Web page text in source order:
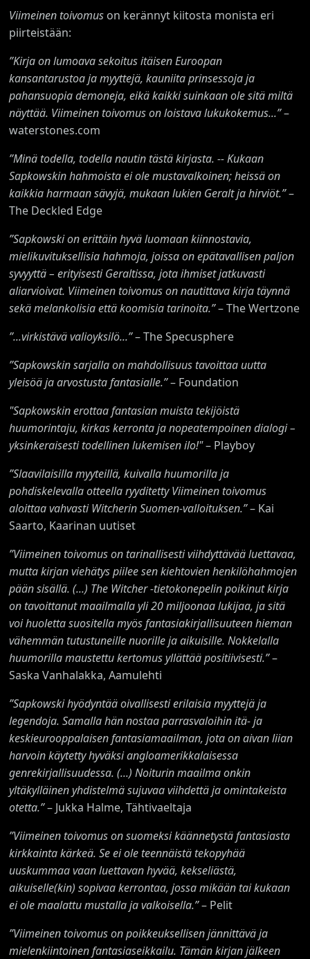
Viimeinen toivomus on kerännyt kiitosta monista eri
piirteistään:
”Kirja on lumoava sekoitus itäisen Euroopan
kansantarustoa ja myyttejä, kauniita prinsessoja ja
pahansuopia demoneja, eikä kaikki suinkaan ole sitä miltä
näyttää. Viimeinen toivomus on loistava lukukokemus...”–
waterstones.com
”Minä todella, todella nautin tästä kirjasta. -- Kukaan
Sapkowskin hahmoista ei ole mustavalkoinen; heissä on
kaikkia harmaan sävyjä, mukaan lukien Geralt ja hirviöt.”–
The Deckled Edge
”Sapkowski on erittäin hyvä luomaan kiinnostavia,
mielikuvituksellisia hahmoja, joissa on epätavallisen paljon
syvyyttä – erityisesti Geraltissa, jota ihmiset jatkuvasti
aliarvioivat. Viimeinen toivomus on nautittava kirja täynnä
sekä melankolisia että koomisia tarinoita.”– The Wertzone
”...virkistävä valioyksilö...”– The Specusphere
”Sapkowskin sarjalla on mahdollisuus tavoittaa uutta
yleisöä ja arvostusta fantasialle.”– Foundation
"Sapkowskin erottaa fantasian muista tekijöistä
huumorintaju, kirkas kerronta ja nopeatempoinen dialogi –
yksinkeraisesti todellinen lukemisen ilo!"– Playboy
”Slaavilaisilla myyteillä, kuivalla huumorilla ja
pohdiskelevalla otteella ryyditettyViimeinen toivomus
aloittaa vahvasti Witcherin Suomen-valloituksen.”– Kai
Saarto, Kaarinan uutiset
”Viimeinen toivomuson tarinallisesti viihdyttävää luettavaa,
mutta kirjan viehätys piilee sen kiehtovien henkilöhahmojen
pään sisällä. (...) The Witcher-tietokonepelin poikinut kirja
on tavoittanut maailmalla yli 20 miljoonaa lukijaa, ja sitä
voi huoletta suositella myös fantasiakirjallisuuteen hieman
vähemmän tutustuneille nuorille ja aikuisille. Nokkelalla
huumorilla maustettu kertomus yllättää positiivisesti.”–
Saska Vanhalakka, Aamulehti
”Sapkowski hyödyntää oivallisesti erilaisia myyttejä ja
legendoja. Samalla hän nostaa parrasvaloihin itä- ja
keskieurooppalaisen fantasiamaailman, jota on aivan liian
harvoin käytetty hyväksi angloamerikkalaisessa
genrekirjallisuudessa. (...) Noiturin maailma onkin
yltäkylläinen yhdistelmä sujuvaa viihdettä ja omintakeista
otetta.”– Jukka Halme, Tähtivaeltaja
”Viimeinen toivomuson suomeksi käännetystä fantasiasta
kirkkainta kärkeä. Se ei ole teennäistä tekopyhää
uuskummaa vaan luettavan hyvää, kekseliästä,
aikuiselle(kin) sopivaa kerrontaa, jossa mikään tai kukaan
ei ole maalattu mustalla ja valkoisella.”– Pelit
”Viimeinen toivomuson poikkeuksellisen jännittävä ja
mielenkiintoinen fantasiaseikkailu. Tämän kirjan jälkeen